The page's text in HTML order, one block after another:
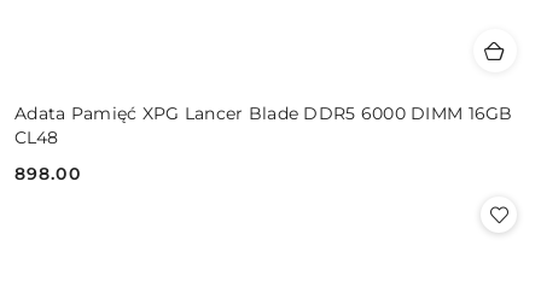
Adata Pamięć XPG Lancer Blade DDR5 6000 DIMM 16GB
CL48
Cena:
898.00